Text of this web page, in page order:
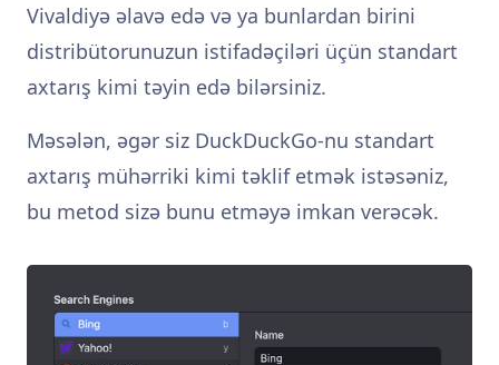
Vivaldiyə əlavə edə və ya bunlardan birini
distribütorunuzun istifadəçiləri üçün standart
axtarış kimi təyin edə bilərsiniz.
Məsələn, əgər siz DuckDuckGo-nu standart
axtarış mühərriki kimi təklif etmək istəsəniz,
bu metod sizə bunu etməyə imkan verəcək.